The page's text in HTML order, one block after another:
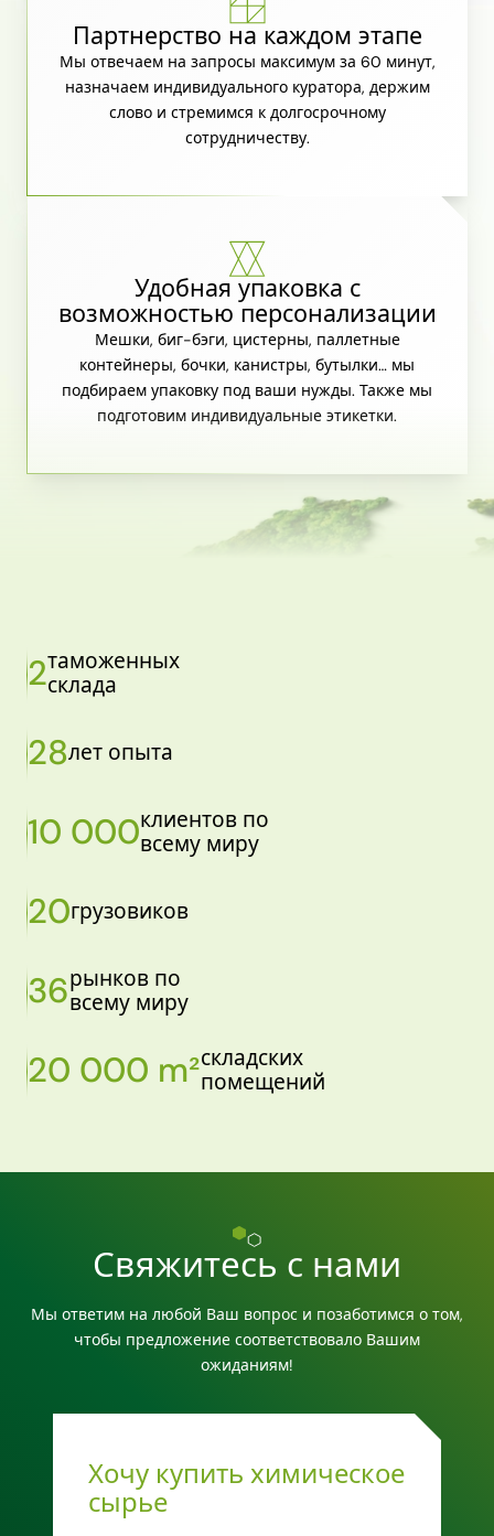
Партнерство на каждом этапе
Мы отвечаем на запросы максимум за 60 минут,
назначаем индивидуального куратора, держим
слово и стремимся к долгосрочному
сотрудничеству.
Удобная упаковка с
возможностью персонализации
Мешки, биг-бэги, цистерны, паллетные
контейнеры, бочки, канистры, бутылки… мы
подбираем упаковку под ваши нужды. Также мы
подготовим индивидуальные этикетки.
2таможенных
склада
28лет опыта
10 000клиентов по
всему миру
20грузовиков
36рынков по
всему миру
20 000 m²складских
помещений
Свяжитесь с нами
Мы ответим на любой Ваш вопрос и позаботимся о том,
чтобы предложение соответствовало Вашим
ожиданиям!
Хочу купить химическое
сырье